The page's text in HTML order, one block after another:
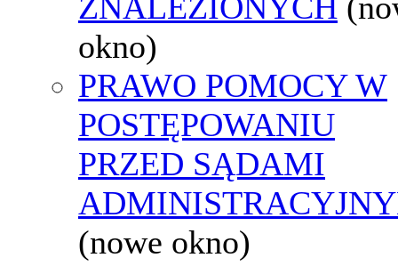
okno)
PRAWO POMOCY W
POSTĘPOWANIU
PRZED SĄDAMI
(nowe okno)